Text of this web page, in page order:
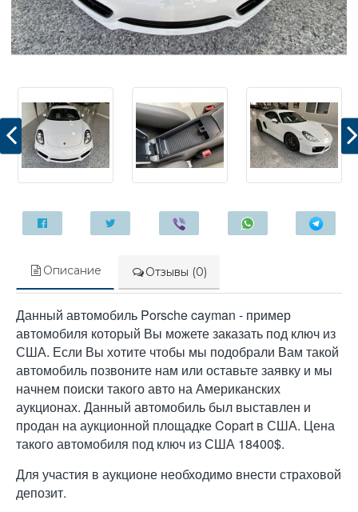
Описание Отзывы (0)
Данный автомобиль Porsche cayman - пример
автомобиля который Вы можете заказать под ключ из
США. Если Вы хотите чтобы мы подобрали Вам такой
автомобиль позвоните нам или оставьте заявку и мы
начнем поиски такого авто на Американских
аукционах. Данный автомобиль был выставлен и
продан на аукционной площадке Copart в США. Цена
такого автомобиля под ключ из США 18400$.
Для участия в аукционе необходимо внести страховой
депозит.